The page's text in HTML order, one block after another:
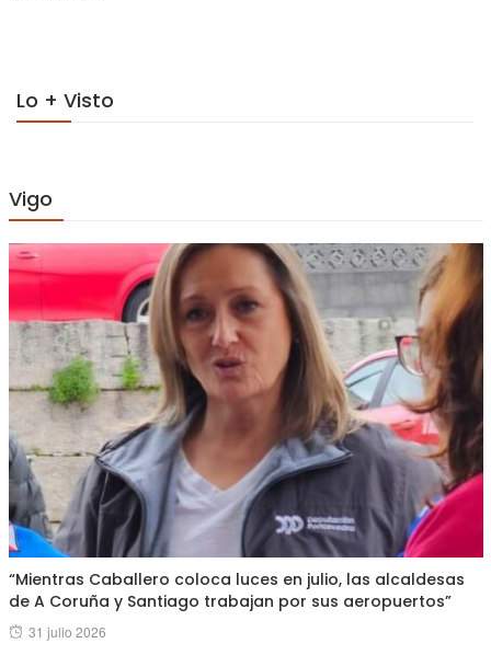
Lo + Visto
Vigo
“Mientras Caballero coloca luces en julio, las alcaldesas
de A Coruña y Santiago trabajan por sus aeropuertos”
Posted
31 julio 2026